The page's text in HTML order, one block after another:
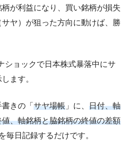
が利益になり、買い銘柄が損失
ヤ）が狙った方向に動けば、勝
ショックで日本株式暴落中にサ
ます。
きの「 サヤ場帳 」に、 日付、軸
、軸銘柄と脇銘柄の終値の差額
毎日記録するだけです。